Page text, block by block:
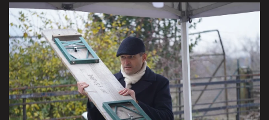
VISITER LA GALERIE